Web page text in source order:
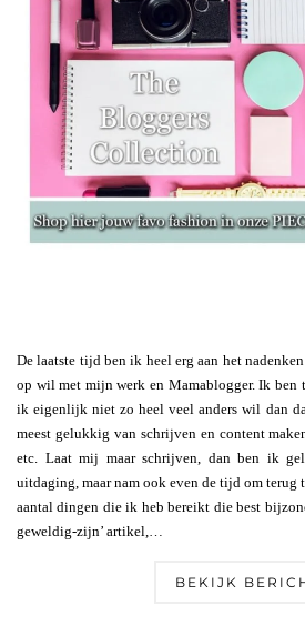
De laatste tijd ben ik heel erg aan het
op wil met mijn werk en Mamablogger. Ik ben
ik eigenlijk niet zo heel veel anders wil dan
meest gelukkig van schrijven en content
etc. Laat mij maar schrijven, dan ben ik
uitdaging, maar nam ook even de tijd om terug
aantal dingen die ik heb bereikt die best
geweldig-zijn’ artikel,…
BEKIJK